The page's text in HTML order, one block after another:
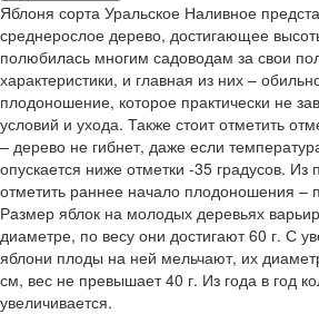
Яблоня сорта Уральское Наливное
среднерослое дерево, достигающее
полюбилась многим садоводам за свои
характеристики, и главная из них –
плодоношение, которое практически не
условий и ухода. Также стоит отметить
– дерево не гибнет, даже если
опускается ниже отметки -35 градусов. Из
отметить раннее начало плодоношения –
Размер яблок на молодых деревьях
диаметре, по весу они достигают 60 г. С
яблони плоды на ней мельчают, их
см, вес не превышает 40 г. Из года в год
увеличивается.